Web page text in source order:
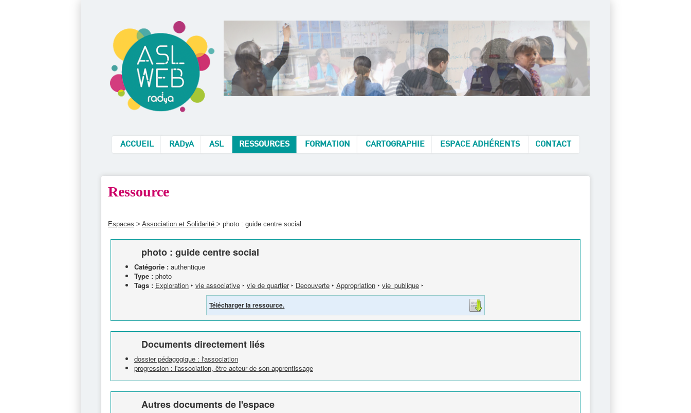
ACCUEIL RADyA ASL RESSOURCES FORMATION CARTOGRAPHIE ESPACE ADHÉRENTS CONTACT
Ressource
Espaces > Association et Solidarité > photo : guide centre social
photo : guide centre social
Catégorie : authentique
Type : photo
Tags : Exploration ‣ vie associative ‣ vie de quartier‣ Decouverte ‣ Appropriation ‣ vie_publique ‣
Télécharger la ressource.
Documents directement liés
dossier pédagogique : l'association
progression : l'association, être acteur de son apprentissage
Autres documents de l'espace